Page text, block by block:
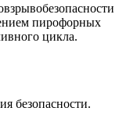
пирофорных
цикла.
безопасности.